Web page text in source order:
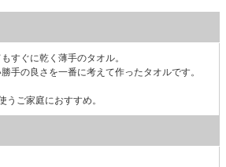
すぐに乾く薄手のタオル。
手の良さを一番に考えて作ったタオルです。
うご家庭におすすめ。